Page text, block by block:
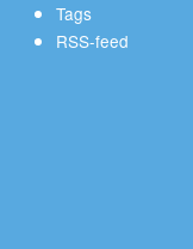
Tags
RSS-feed